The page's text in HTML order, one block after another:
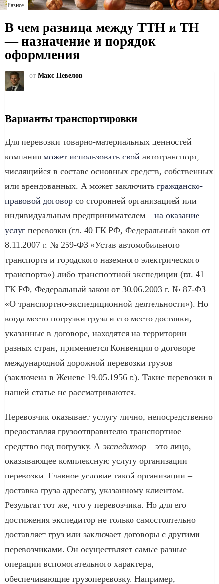
Разное
В чем разница между ТТН и ТН
— назначение и порядок
оформления
от Макс Невелов
Варианты транспортировки
Для перевозки товарно-материальных ценностей
компания может использовать свой автотранспорт,
числящийся в составе основных средств, собственных
или арендованных. А может заключить гражданско-
правовой договор со сторонней организацией или
индивидуальным предпринимателем – на оказание
услуг перевозки (гл. 40 ГК РФ, Федеральный закон от
8.11.2007 г. № 259-ФЗ «Устав автомобильного
транспорта и городского наземного электрического
транспорта») либо транспортной экспедиции (гл. 41
ГК РФ, Федеральный закон от 30.06.2003 г. № 87-ФЗ
«О транспортно-экспедиционной деятельности»). Но
когда место погрузки груза и его место доставки,
указанные в договоре, находятся на территории
разных стран, применяется Конвенция о договоре
международной дорожной перевозки грузов
(заключена в Женеве 19.05.1956 г.). Такие перевозки в
нашей статье не рассматриваются.
Перевозчик оказывает услугу лично, непосредственно
предоставляя грузоотправителю транспортное
средство под погрузку. А экспедитор – это лицо,
оказывающее комплексную услугу организации
перевозки. Главное условие такой организации –
доставка груза адресату, указанному клиентом.
Результат тот же, что у перевозчика. Но для его
достижения экспедитор не только самостоятельно
доставляет груз или заключает договоры с другими
перевозчиками. Он осуществляет самые разные
операции вспомогательного характера,
обеспечивающие грузоперевозку. Например,